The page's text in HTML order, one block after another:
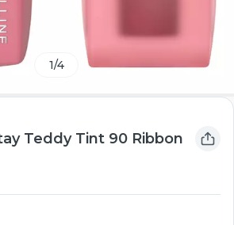
1/4
Teddy Tint 90 Ribbon